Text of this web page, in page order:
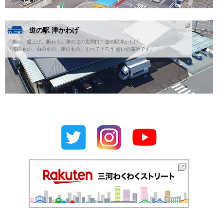
道の駅 津かわげ
「集い、盛上げ、賑わう」津の北の玄関口！道の駅津かわげ。
『海のもの、山のもの、津のもの、すべてそろう 憩いの場所です。